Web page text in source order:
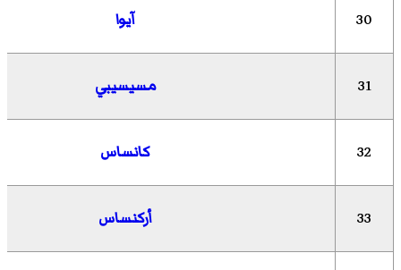
30 آيوا
31 مسيسيبي
32 كانساس
33 أركنساس